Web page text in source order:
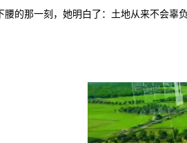
腰的那一刻，她明白了：土地从来不会辜